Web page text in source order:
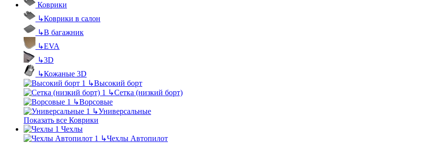
Коврики
↳Коврики в салон
↳В багажник
↳EVA
↳3D
↳Кожаные 3D
↳Высокий борт
↳Сетка (низкий борт)
↳Ворсовые
↳Универсальные
Показать все Коврики
Чехлы
↳Чехлы Автопилот